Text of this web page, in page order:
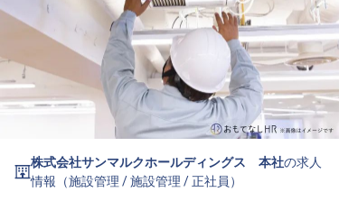
おもてなしHRについて
ご利用の流れ
よくある質問
ホテル・宿泊業界情報コラム
株式会社サンマルクホールディングス 本社の求人
情報（施設管理 /施設管理 /正社員 ）